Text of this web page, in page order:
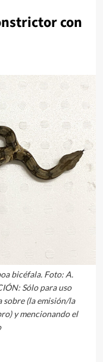
con
bicéfala. Foto: A.
Sólo para uso
(la emisión/la
y mencionando el